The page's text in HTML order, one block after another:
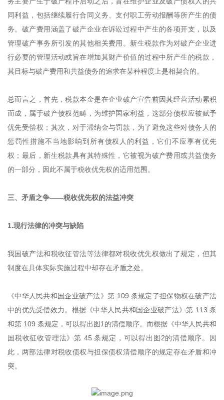
同利益，包括继续履行合同义务、支付职工劳动报酬等所产生的债
务。破产费用涵盖了破产企业在诉讼过程中产生的各项开支，以及
管理破产事务所引发的其他相关费用。新生税款作为对破产企业进
行必要的管理活动或旨在增加其财产价值的过程中所产生的税款，
其目标与破产费用和共益债务的追求在某种程度上是相契合的。
总而言之，首先，税款本金是在企业破产宣告前因其经营活动累积
而成，属于破产债权范畴，为维护国家利益，这部分债权应被赋予
优先受偿权；其次，对于滞纳金与罚款，为了避免这些对债务人的
惩罚性措施不当地影响到所有债权人的利益，它们不应享有优先
权；最后，新生税款具有其特殊性，它被视为破产费用或共益债务
的一部分，因此不属于税收优先权的适用范围。
三、矛盾之争——税收优先权的法益冲突
1.现行法律的冲突与缺陷
我国破产法和税收征管法等法律都对税收优先权做出了规定，但其
制度在具体实际实施过程中却存在矛盾之处。
《中华人民共和国企业破产法》第 109 条规定了担保物权在破产法
中的优先受偿效力。根据《中华人民共和国企业破产法》第 113 条
和第 109 条规定，可以得出图1的清偿顺序。而根据《中华人民共和
国税收征收管理法》第 45 条规定，可以得出图2的清偿顺序。因
此，两部法律对税收债权与担保债权清偿顺序的规定存在矛盾和冲
突。